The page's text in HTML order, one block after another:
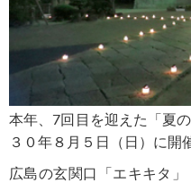
本年、7回目を迎えた「夏
３０年８月５日（日）に開
広島の玄関口「エキキタ